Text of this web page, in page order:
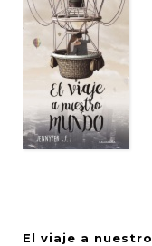
El viaje a nuestro